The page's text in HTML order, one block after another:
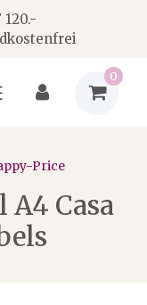
120.-
0
Price
Casa